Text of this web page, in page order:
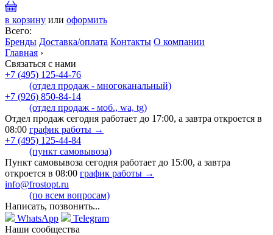
в корзину или оформить
Всего:
Бренды Доставка/оплата Контакты О компании
Главная ›
Связаться с нами
+7 (495) 125-44-76
(отдел продаж - многоканальный)
+7 (926) 850-84-14
(отдел продаж - моб., wa, tg)
Отдел продаж сегодня работает до 17:00, а завтра откроется в
08:00 график работы →
+7 (495) 125-44-84
(пункт самовывоза)
Пункт самовывоза сегодня работает до 15:00, а завтра
откроется в 08:00 график работы →
info@frostopt.ru
(по всем вопросам)
Написать, позвонить...
WhatsApp
Telegram
Наши сообщества